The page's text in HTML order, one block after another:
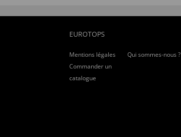
j'ai eté" satisfait"
et dont j'ai eté satisfait”
EUROTOPS
Mentions légales Qui sommes-nous ?
Commander un
catalogue